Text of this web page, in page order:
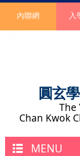
圓玄
The
Chan Kwok
內聯網 入
MENU